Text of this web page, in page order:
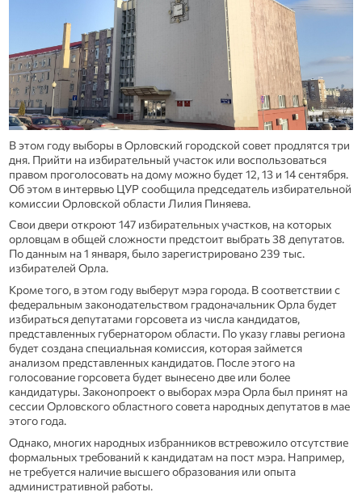
В этом году выборы в Орловский городской совет продлятся три
дня. Прийти на избирательный участок или воспользоваться
правом проголосовать на дому можно будет 12, 13 и 14 сентября.
Об этом в интервью ЦУР сообщила председатель избирательной
комиссии Орловской области Лилия Пиняева.
Свои двери откроют 147 избирательных участков, на которых
орловцам в общей сложности предстоит выбрать 38 депутатов.
По данным на 1 января, было зарегистрировано 239 тыс.
избирателей Орла.
Кроме того, в этом году выберут мэра города. В соответствии с
федеральным законодательством градоначальник Орла будет
избираться депутатами горсовета из числа кандидатов,
представленных губернатором области. По указу главы региона
будет создана специальная комиссия, которая займется
анализом представленных кандидатов. После этого на
голосование горсовета будет вынесено две или более
кандидатуры. Законопроект о выборах мэра Орла был принят на
сессии Орловского областного совета народных депутатов в мае
этого года.
Однако, многих народных избранников встревожило отсутствие
формальных требований к кандидатам на пост мэра. Например,
не требуется наличие высшего образования или опыта
административной работы.